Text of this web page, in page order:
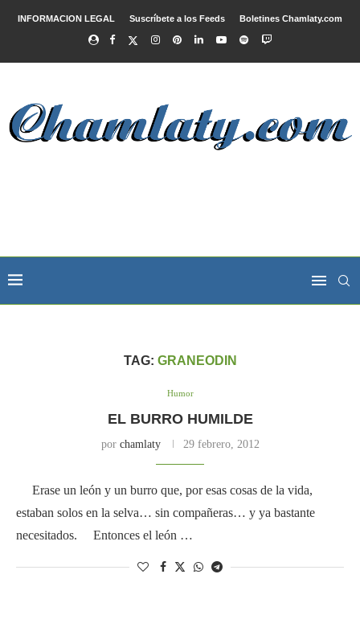
INFORMACION LEGAL Suscríbete a los Feeds Boletines Chamlaty.com
TAG: GRANEODIN
Humor
EL BURRO HUMILDE
por chamlaty 29 febrero, 2012
Erase un león y un burro que, por esas cosas de la vida,
estaban solos en la selva… sin compañeras… y ya bastante
necesitados. Entonces el león …